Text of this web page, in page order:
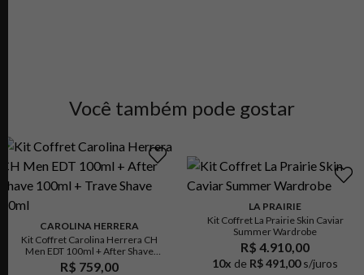
Você também pode gostar
CAROLINA HERRERA
Kit Coffret Carolina Herrera CH
Men EDT 100ml + After Shave
100ml + Trave Shave 10ml
R$ 759,00
LA PRAIRIE
Kit Coffret La Prairie Skin Caviar
Summer Wardrobe
R$ 4.910,00
10x de R$ 491,00 s/juros